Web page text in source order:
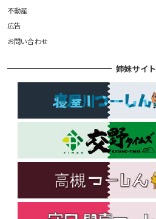
不動産
広告
お問い合わせ
姉妹サイト